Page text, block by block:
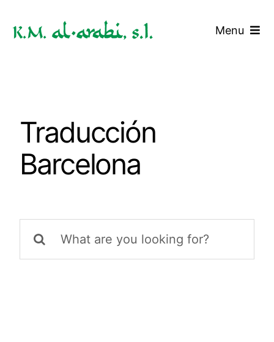
Menu
Tarifas
Blog
Traducción
Barcelona